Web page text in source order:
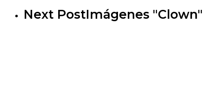
Next PostImágenes "Clown"